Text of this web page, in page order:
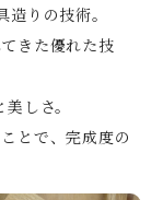
造りの技術。
きた優れた技
しさ。
とで、完成度の